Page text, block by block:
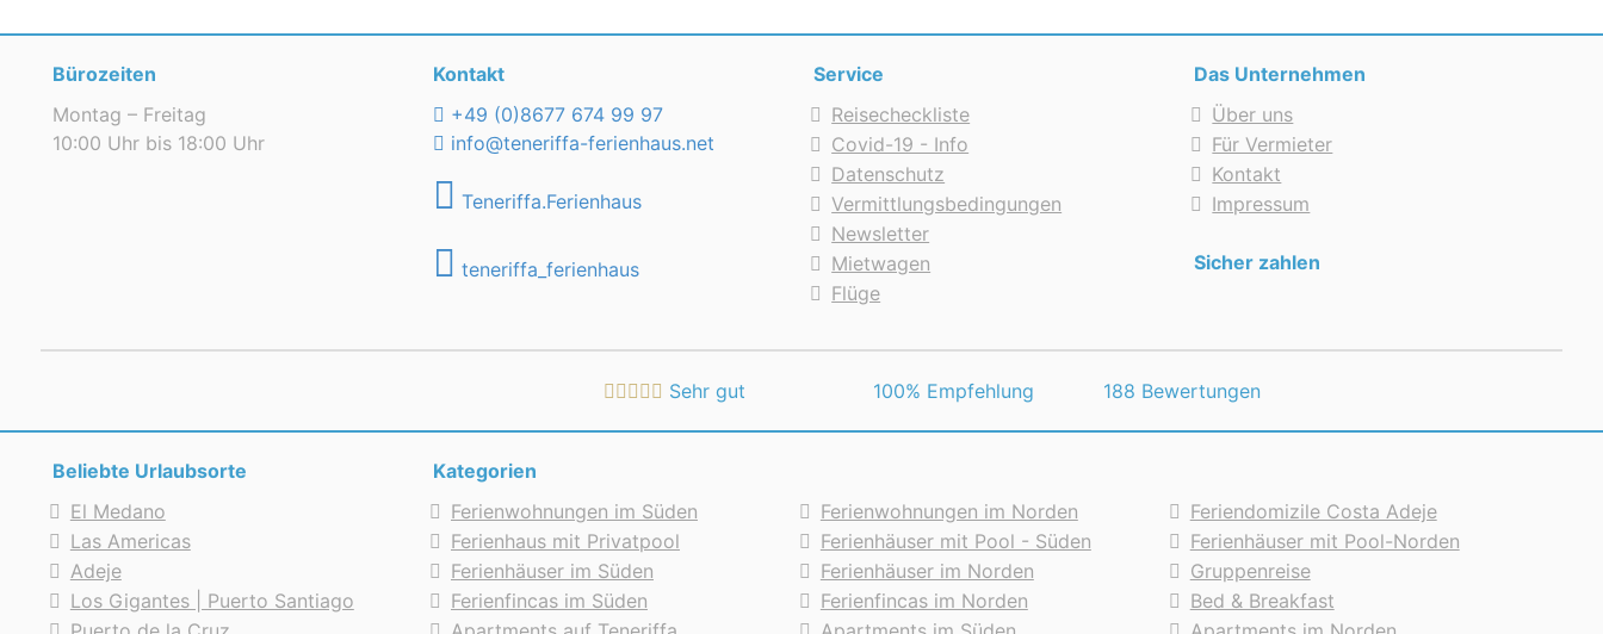
Bürozeiten
Montag – Freitag
10:00 Uhr bis 18:00 Uhr
Kontakt
+49 (0)8677 674 99 97
info@teneriffa-ferienhaus.net
Teneriffa.Ferienhaus
teneriffa_ferienhaus
Service
Reisecheckliste
Covid-19 - Info
Datenschutz
Vermittlungsbedingungen
Newsletter
Mietwagen
Flüge
Das Unternehmen
Über uns
Für Vermieter
Kontakt
Impressum
Sicher zahlen
Sehr gut 100% Empfehlung 188 Bewertungen
Beliebte Urlaubsorte
El Medano
Las Americas
Adeje
Los Gigantes | Puerto Santiago
Kategorien
Ferienwohnungen im Süden
Ferienwohnungen im Norden
Feriendomizile Costa Adeje
Ferienhaus mit Privatpool
Ferienhäuser mit Pool - Süden
Ferienhäuser mit Pool-Norden
Ferienhäuser im Süden
Ferienhäuser im Norden
Gruppenreise
Ferienfincas im Süden
Ferienfincas im Norden
Bed & Breakfast